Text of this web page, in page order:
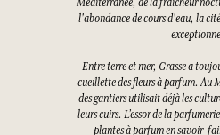
Méditerranée, de la fraîcheur
l'abondance de cours d'eau, la
Entre terre et mer, Grasse a
cueillette des fleurs à parfum. Au
des gantiers utilisait déjà les
leurs cuirs. L’essor de la
plantes à parfum en savoir-